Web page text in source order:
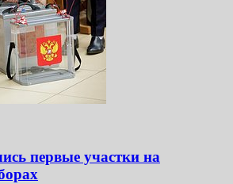
первые участки на